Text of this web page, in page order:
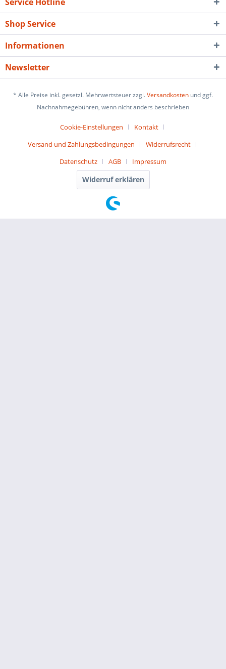
Shop Service
Informationen
Newsletter
* Alle Preise inkl. gesetzl. Mehrwertsteuer zzgl.Versandkosten und ggf.
Nachnahmegebühren, wenn nicht anders beschrieben
Cookie-Einstellungen
Kontakt
Versand und Zahlungsbedingungen
Widerrufsrecht
Datenschutz
AGB Impressum
Widerruf erklären